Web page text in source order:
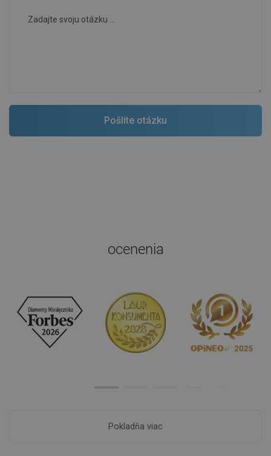
ocenenia
Pokladňa viac